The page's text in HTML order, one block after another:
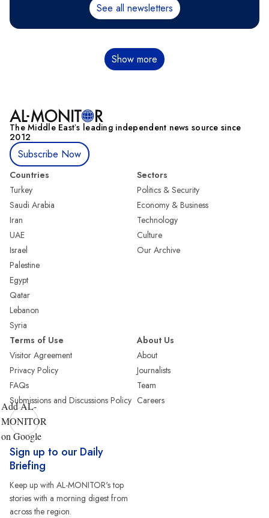
See all newsletters
Show more
The Middle Eastʼs leading independent news source since
2012
Subscribe Now
Countries
Turkey
Saudi Arabia
Iran
UAE
Israel
Palestine
Egypt
Qatar
Lebanon
Syria
Sectors
Politics & Security
Economy & Business
Technology
Culture
Our Archive
Terms of Use
Visitor Agreement
Privacy Policy
FAQs
Submissions and Discussions Policy
About Us
About
Journalists
Team
Careers
Add AL-
MONITOR
on Google
Sign up to our Daily
Briefing
Keep up with AL-MONITOR's top
stories with a morning digest from
across the region.